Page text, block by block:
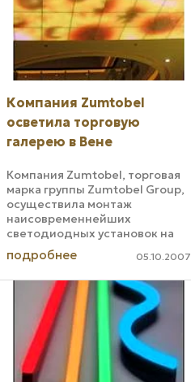
Компания Zumtobel
осветила торговую
галерею в Вене
Компания Zumtobel, торговая
марка группы Zumtobel Group,
осуществила монтаж
наисовременнейших
светодиодных установок на
сумму почти 1 млн евро в
торговой галерее
Stadioncenter в Вене.
Устройство освещения для
открывающейся новой
галереи магазинов ...
подробнее 05.10.2007